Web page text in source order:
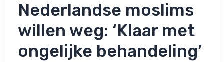
Nederlandse moslims
willen weg: ‘Klaar met
ongelijke behandeling’